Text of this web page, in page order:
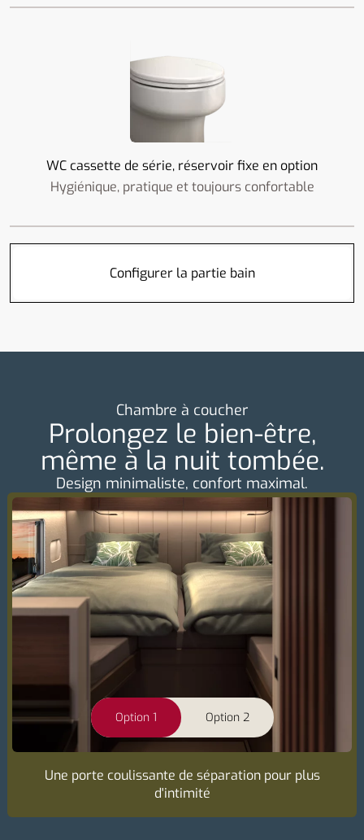
WC cassette de série, réservoir fixe en option
Hygiénique, pratique et toujours confortable
Configurer la partie bain
Chambre à coucher
Prolongez le bien-être,
même à la nuit tombée.
Design minimaliste, confort maximal.
Option 1 Option 2
Une porte coulissante de séparation pour plus
d'intimité